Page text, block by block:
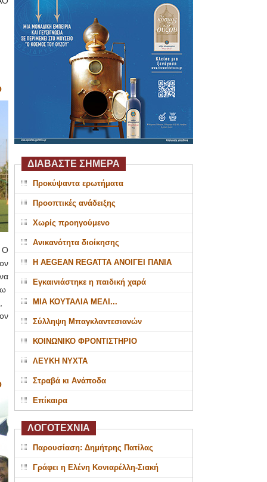
Ο
ΔΙΑΒΑΣΤΕ ΣΗΜΕΡΑ
Προκύψαντα ερωτήματα
Προοπτικές ανάδειξης
Χωρίς προηγούμενο
Ανικανότητα διοίκησης
Η AEGEAN REGATTA ΑΝΟΙΓΕΙ ΠΑΝΙΑ
Εγκαινιάστηκε η παιδική χαρά
ΜΙΑ ΚΟΥΤΑΛΙΑ ΜΕΛΙ...
Σύλληψη Μπαγκλαντεσιανών
ΚΟΙΝΩΝΙΚΟ ΦΡΟΝΤΙΣΤΗΡΙΟ
ΛΕΥΚΗ ΝΥΧΤΑ
Στραβά κι Ανάποδα
Επίκαιρα
ΛΟΓΟΤΕΧΝΙΑ
Παρουσίαση: Δημήτρης Πατίλας
Γράφει η Ελένη Κονιαρέλλη-Σιακή